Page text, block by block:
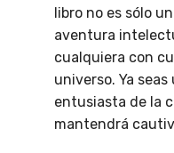
libro no es sólo
aventura
cualquiera con
universo. Ya
entusiasta de la
mantendrá